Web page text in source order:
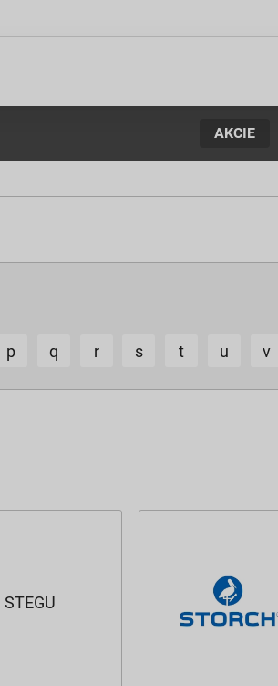
AKCIE
p q r s t u v
STEGU